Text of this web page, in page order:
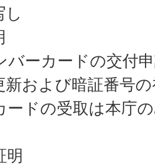
し
バーカードの交付
新および暗証番号
ードの受取は本庁
明